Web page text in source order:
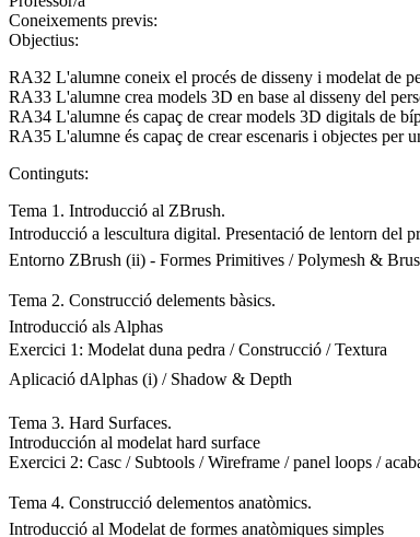
Coneixements previs:
Objectius:
RA32 L'alumne coneix el procés de disseny i modelat de
RA33 L'alumne crea models 3D en base al disseny del
RA34 L'alumne és capaç de crear models 3D digitals de
RA35 L'alumne és capaç de crear escenaris i objectes per
Continguts:
Tema 1. Introducció al ZBrush.
Introducció a lescultura digital. Presentació de lentorn del
Entorno ZBrush (ii) - Formes Primitives / Polymesh &
Tema 2. Construcció delements bàsics.
Introducció als Alphas
Exercici 1: Modelat duna pedra / Construcció / Textura
Aplicació dAlphas (i) / Shadow & Depth
Tema 3. Hard Surfaces.
Introducción al modelat hard surface
Exercici 2: Casc / Subtools / Wireframe / panel loops /
Tema 4. Construcció delementos anatòmics.
Introducció al Modelat de formes anatòmiques simples